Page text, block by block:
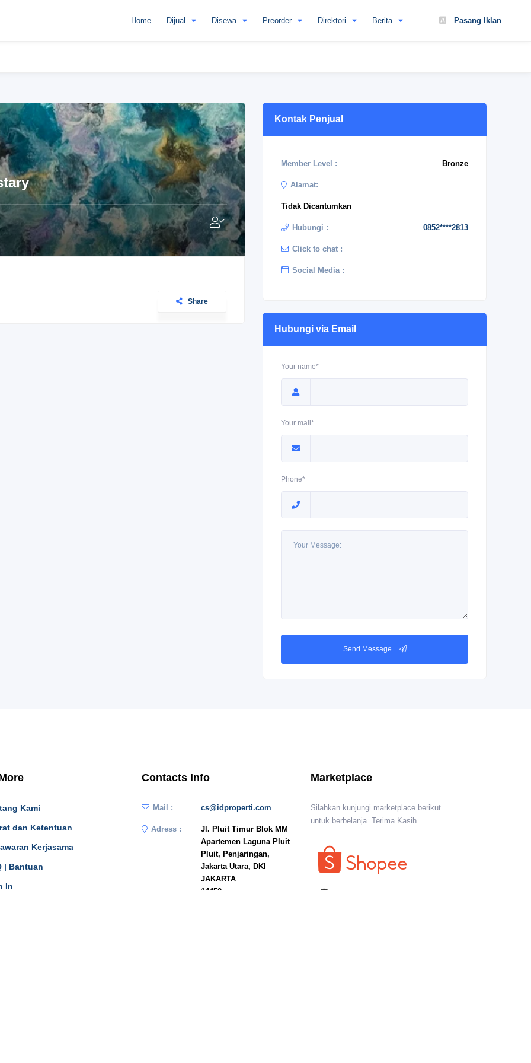
Pasang Iklan
Home Dijual Disewa Preorder Direktori Berita
Share
Kontak Penjual
Member Level : Bronze
Alamat:
Tidak Dicantumkan
Hubungi : 0852****2813
Click to chat :
Social Media :
Hubungi via Email
Your name*
Your mail*
Phone*
Send Message
Kami
dan Ketentuan
Kerjasama
| Bantuan
In
Contacts Info
Mail : cs@idproperti.com
Adress :
Jl. Pluit Timur Blok MM
Apartemen Laguna Pluit
Pluit, Penjaringan,
Jakarta Utara, DKI
JAKARTA
14450
Marketplace
Silahkan kunjungi marketplace berikut
untuk berbelanja. Terima Kasih